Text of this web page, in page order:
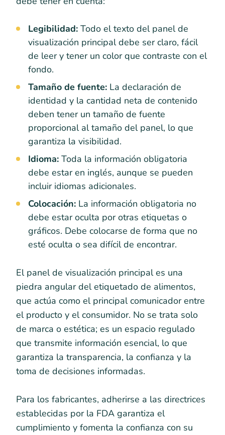
Legibilidad: Todo el texto del panel de
visualización principal debe ser claro, fácil
de leer y tener un color que contraste con el
fondo.
Tamaño de fuente: La declaración de
identidad y la cantidad neta de contenido
deben tener un tamaño de fuente
proporcional al tamaño del panel, lo que
garantiza la visibilidad.
Idioma: Toda la información obligatoria
debe estar en inglés, aunque se pueden
incluir idiomas adicionales.
Colocación: La información obligatoria no
debe estar oculta por otras etiquetas o
gráficos. Debe colocarse de forma que no
esté oculta o sea difícil de encontrar.
El panel de visualización principal es una
piedra angular del etiquetado de alimentos,
que actúa como el principal comunicador entre
el producto y el consumidor. No se trata solo
de marca o estética; es un espacio regulado
que transmite información esencial, lo que
garantiza la transparencia, la confianza y la
toma de decisiones informadas.
Para los fabricantes, adherirse a las directrices
establecidas por la FDA garantiza el
cumplimiento y fomenta la confianza con su